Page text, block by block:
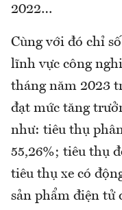
2022…
Cùng với đó chỉ
lĩnh vực công
tháng năm 2023
đạt mức tăng
như: tiêu thụ
55,26%; tiêu thụ
tiêu thụ xe có
sản phẩm điện tử